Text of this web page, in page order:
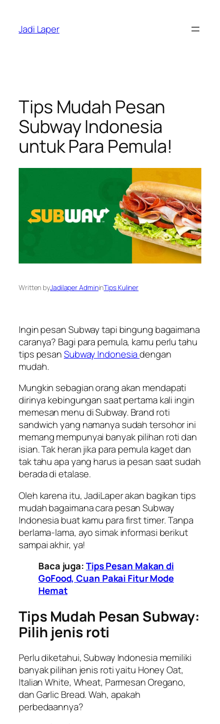
content
Jadi Laper
Tips Mudah Pesan
Subway Indonesia
untuk Para Pemula!
Written byJadilaper AdmininTips Kuliner
Ingin pesan Subway tapi bingung bagaimana
caranya? Bagi para pemula, kamu perlu tahu
tips pesanSubway Indonesiadengan
mudah.
Mungkin sebagian orang akan mendapati
dirinya kebingungan saat pertama kali ingin
memesan menu di Subway. Brand roti
sandwich yang namanya sudah tersohor ini
memang mempunyai banyak pilihan roti dan
isian. Tak heran jika para pemula kaget dan
tak tahu apa yang harus ia pesan saat sudah
berada di etalase.
Oleh karena itu,JadiLaperakan bagikan tips
mudah bagaimana cara pesan Subway
Indonesia buat kamu parafirst timer. Tanpa
berlama-lama, ayo simak informasi berikut
sampai akhir, ya!
Baca juga:Tips Pesan Makan di
GoFood, Cuan Pakai Fitur Mode
Hemat
Tips Mudah Pesan Subway:
Pilih jenis roti
Perlu diketahui, Subway Indonesia memiliki
banyak pilihan jenis roti yaitu Honey Oat,
Italian White, Wheat, Parmesan Oregano,
dan Garlic Bread. Wah, apakah
perbedaannya?